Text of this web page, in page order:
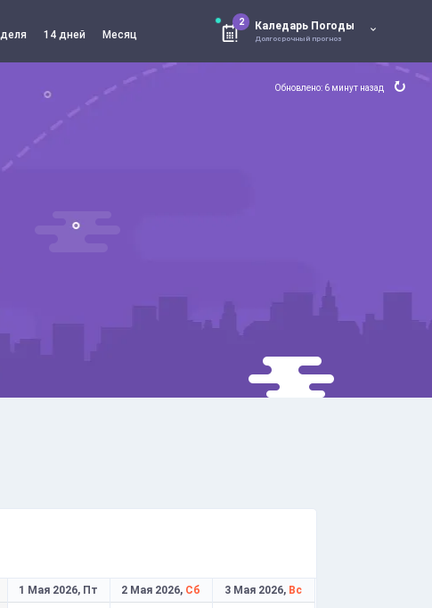
14 дней Месяц
2 Каледарь Погоды
Долгосрочный прогноз
Обновлено: 6 минут назад
1 Мая 2026, Пт 2 Мая 2026, Сб 3 Мая 2026, Вс